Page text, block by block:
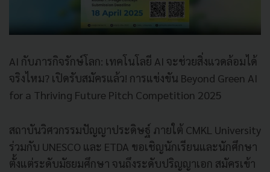
AI กับภารกิจรักษ์โลก: เทคโนโลยี AI จะช่วยสิ่งแวดล้อมได้
จริงไหม? เปิดรับสมัครแล้ว! การแข่งขัน Beyond Green AI
for a Thriving Future Pitch Competition 2025
สถาบันวิศวกรรมปัญญาประดิษฐ์ ภายใต้ CMKL University
ร่วมกับ UNESCO และ ETDA ขอเชิญนักเรียนและนักศึกษา
ตั้งแต่ระดับมัธยมศึกษา จนถึงระดับปริญญาเอก สมัครเข้า